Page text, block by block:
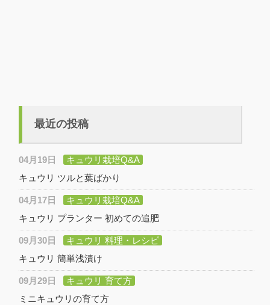
最近の投稿
04月19日
キュウリ栽培Q&A
キュウリ ツルと葉ばかり
04月17日
キュウリ栽培Q&A
キュウリ プランター 初めての追肥
09月30日
キュウリ 料理・レシピ
キュウリ 簡単浅漬け
09月29日
キュウリ 育て方
ミニキュウリの育て方